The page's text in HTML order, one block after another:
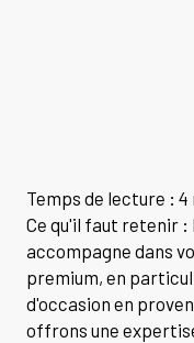
Temps de lecture : 4
Ce qu'il faut retenir :
accompagne dans
premium, en
d'occasion en
offrons une